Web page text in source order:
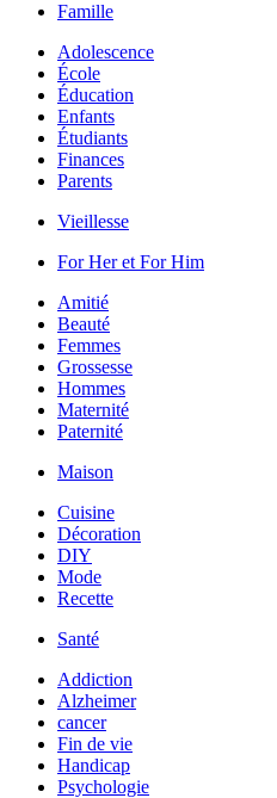
Famille
Adolescence
École
Éducation
Enfants
Étudiants
Finances
Parents
Vieillesse
For Her et For Him
Amitié
Beauté
Femmes
Grossesse
Hommes
Maternité
Paternité
Maison
Cuisine
Décoration
DIY
Mode
Recette
Santé
Addiction
Alzheimer
cancer
Fin de vie
Handicap
Psychologie